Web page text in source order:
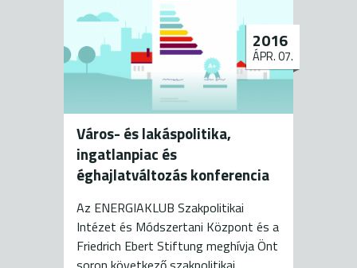
Város- és lakáspolitika,
ingatlanpiac és
éghajlatváltozás konferencia
2016
ÁPR. 07.
Az ENERGIAKLUB Szakpolitikai
Intézet és Módszertani Központ és a
Friedrich Ebert Stiftung meghívja Önt